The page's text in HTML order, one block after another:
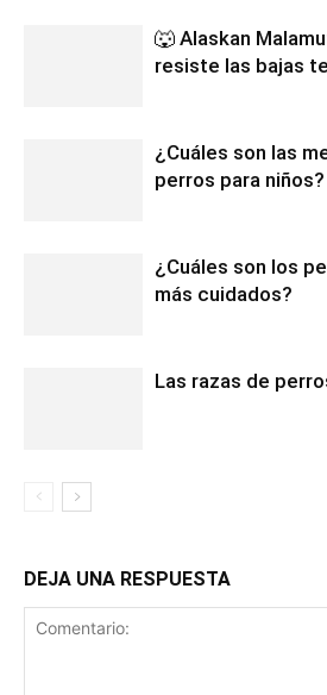
🐺 Alaskan
resiste las bajas
¿Cuáles son las
perros para niños?
¿Cuáles son los
más cuidados?
Las razas de
DEJA UNA RESPUESTA